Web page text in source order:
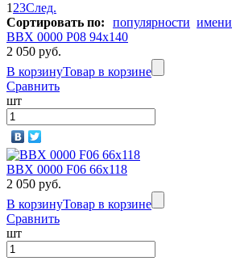
1 23След.
Сортировать по:
популярности имени
BBX 0000 P08 94х140
2 050 руб.
В корзинуТовар в корзине
Сравнить
шт
BBX 0000 F06 66х118
2 050 руб.
В корзинуТовар в корзине
Сравнить
шт